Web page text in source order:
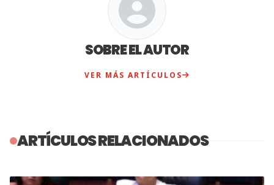
SOBRE EL AUTOR
VER MÁS ARTÍCULOS
ARTÍCULOS RELACIONADOS